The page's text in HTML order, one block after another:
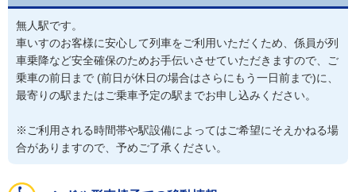
無人駅です。
車いすのお客様に安心して列車をご利用いただくため、係員が列
車乗降など安全確保のためお手伝いさせていただきますので、ご
乗車の前日まで (前日が休日の場合はさらにもう一日前まで)に、
最寄りの駅またはご乗車予定の駅までお申し込みください。
※ご利用される時間帯や駅設備によってはご希望にそえかねる場
合がありますので、予めご了承ください。